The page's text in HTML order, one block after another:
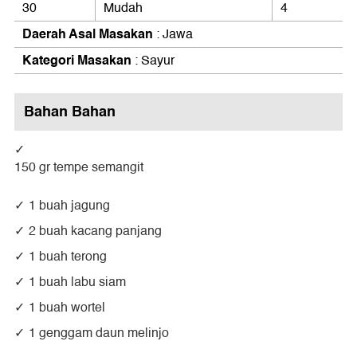
30 Mudah 4
Daerah Asal Masakan : Jawa
Kategori Masakan : Sayur
Bahan Bahan
150 gr tempe semangit
1 buah jagung
2 buah kacang panjang
1 buah terong
1 buah labu siam
1 buah wortel
1 genggam daun melinjo